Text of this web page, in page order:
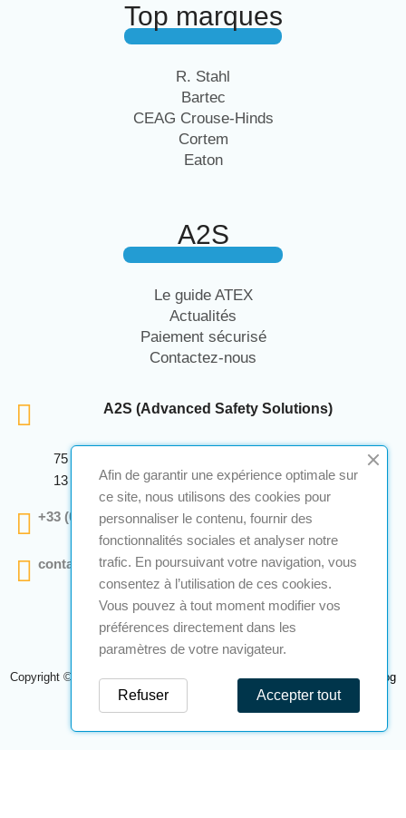
Top marques
R. Stahl
Bartec
CEAG Crouse-Hinds
Cortem
Eaton
A2S
Le guide ATEX
Actualités
Paiement sécurisé
Contactez-nous
A2S (Advanced Safety Solutions)
75 Avenue Marcellin Berthelot Anthelios Bâtiment E
13 290 Aix En Provence
+33 (0)4 12 28 00 69
contact@a2s-atex.com
Copyright © 2026 A2S Atex. Tous droits réservés. Une réalisationNavilog
Afin de garantir une expérience optimale sur
ce site, nous utilisons des cookies pour
personnaliser le contenu, fournir des
fonctionnalités sociales et analyser notre
trafic. En poursuivant votre navigation, vous
consentez à l’utilisation de ces cookies.
Vous pouvez à tout moment modifier vos
préférences directement dans les
paramètres de votre navigateur.
Accepter tout
Refuser